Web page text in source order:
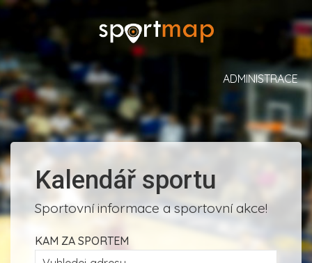
ADMINISTRACE
Kalendář sportu
Sportovní informace a sportovní akce!
KAM ZA SPORTEM